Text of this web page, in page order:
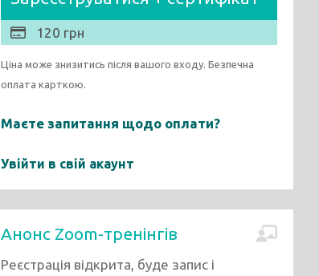
120 грн
Ціна може знизитись після вашого входу. Безпечна
оплата карткою.
Маєте запитання щодо оплати?
Увійти в свій акаунт
Анонс Zoom-тренінгів
Реєстрація відкрита, буде запис і